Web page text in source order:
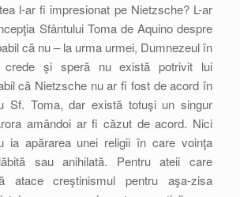
l-ar fi impresionat pe Nietzsche? L-ar
Sfântului Toma de Aquino despre
că nu – la urma urmei, Dumnezeul în
şi speră nu există potrivit lui
că Nietzsche nu ar fi fost de acord în
Sf. Toma, dar există totuşi un singur
amândoi ar fi căzut de acord. Nici
ia apărarea unei religii în care voinţa
sau anihilată. Pentru ateii care
atace creştinismul pentru aşa-zisa